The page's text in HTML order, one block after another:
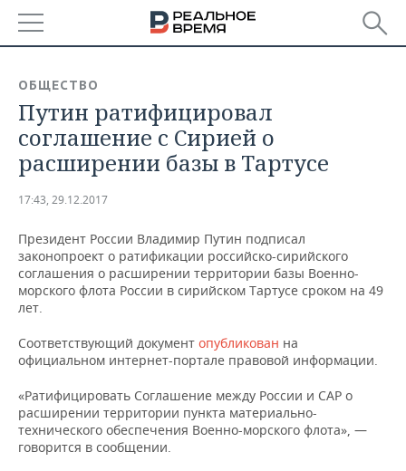
БАШКОРТОСТАН
ТАТАРСТАН
НОВОСТИ
АНАЛИТИКА
ДЕКЛАРАЦИИ О ДОХОДАХ
КОРОЛИ ГОСЗАКАЗА ПФО
ВУЗЫ ТАТАРСТАНА
КОМУ ПРИНАДЛЕЖАТ
ТОРГОВЫЕ ЦЕНТРЫ
НОВОСТИ ЭКОНОМИКИ
ФИНАНСЫ
БАНКИ
БЮДЖЕТ
ИНВЕСТИЦИИ
ПРОМЫШЛЕННОСТЬ
НОВОСТИ
ПРОМЫШЛЕННОСТИ
МАШИНОСТРОЕНИЕ
НЕФТЕХИМИЯ
НЕФТЬ
НЕДВИЖИМОСТЬ
НОВОСТИ НЕДВИЖИМОСТИ
АВТО
НОВОСТИ АВТО
БИЗНЕС
НОВОСТИ БИЗНЕСА
РОЗНИЧНАЯ ТОРГОВЛЯ
ТЕХНОЛОГИИ
НОВОСТИ ТЕХНОЛОГИЙ
МЕРОПРИЯТИЯ
ОБЩЕСТВО
Путин ратифицировал
соглашение с Сирией о
расширении базы в Тартусе
17:43, 29.12.2017
Президент России Владимир Путин подписал
законопроект о ратификации российско-сирийского
соглашения о расширении территории базы Военно-
морского флота России в сирийском Тартусе сроком на 49
лет.
Соответствующий документ опубликован на
официальном интернет-портале правовой информации.
«Ратифицировать Соглашение между России и САР о
расширении территории пункта материально-
технического обеспечения Военно-морского флота», —
говорится в сообщении.